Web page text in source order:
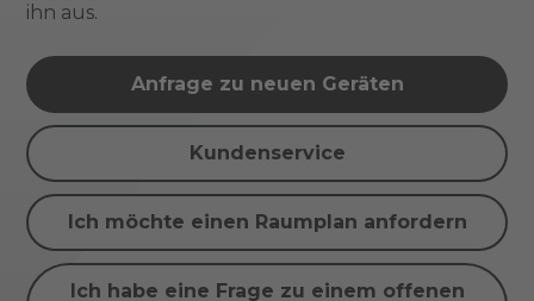
ihn aus.
Anfrage zu neuen Geräten
Kundenservice
Ich möchte einen Raumplan anfordern
Ich habe eine Frage zu einem offenen